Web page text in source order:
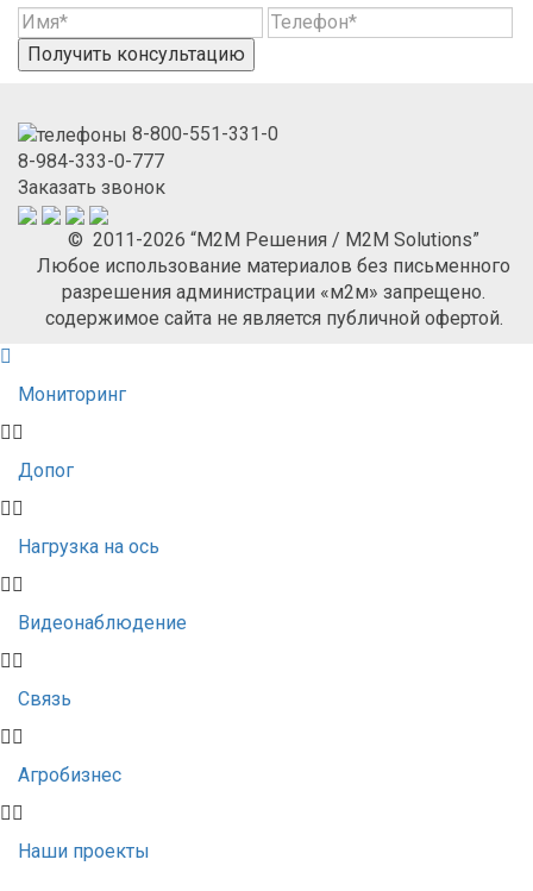
Получить консультацию
8-800-551-331-0
8-984-333-0-777
Заказать звонок
© 2011-2026 “М2М Решения / M2M Solutions”
Любое использование материалов без письменного
разрешения администрации «м2м» запрещено.
содержимое сайта не является публичной офертой.
Мониторинг
Допог
Нагрузка на ось
Видеонаблюдение
Связь
Агробизнес
Наши проекты